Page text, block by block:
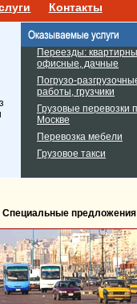
Контакты
Переезды:
офисные, дачные
Погрузо-
работы, грузчики
Грузовые перевозки
Москве
Перевозка мебели
Грузовое такси
Специальные предложения